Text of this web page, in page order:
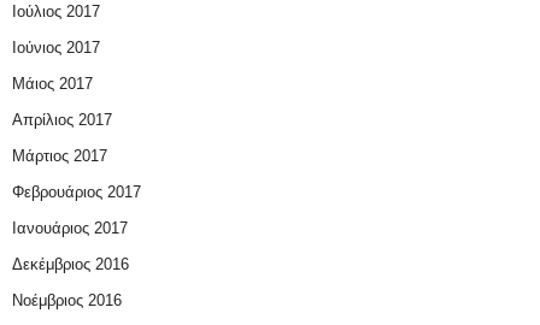
Ιούλιος 2017
Ιούνιος 2017
Μάιος 2017
Απρίλιος 2017
Μάρτιος 2017
Φεβρουάριος 2017
Ιανουάριος 2017
Δεκέμβριος 2016
Νοέμβριος 2016